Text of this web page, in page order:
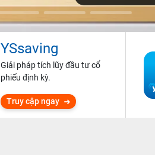
YSsaving
Giải pháp tích lũy đầu tư cổ
phiếu định kỳ.
Truy cập ngay